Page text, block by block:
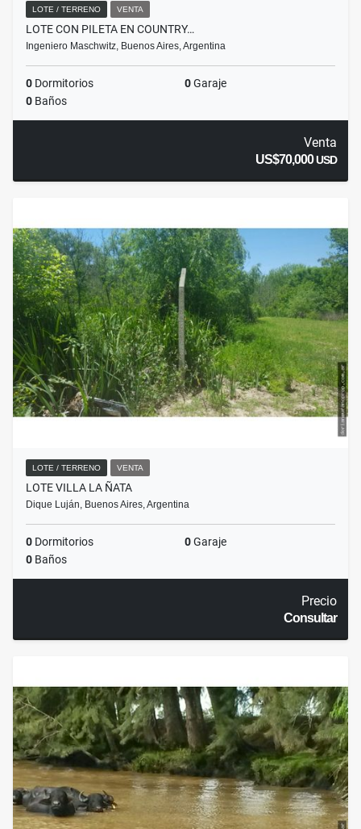
LOTE / TERRENO VENTA
LOTE CON PILETA EN COUNTRY…
Ingeniero Maschwitz, Buenos Aires, Argentina
0 Dormitorios 0Garaje
0 Baños
Venta
US$70,000USD
LOTE / TERRENO VENTA
LOTE VILLA LA ÑATA
Dique Luján, Buenos Aires, Argentina
0 Dormitorios 0Garaje
0 Baños
Precio
Consultar